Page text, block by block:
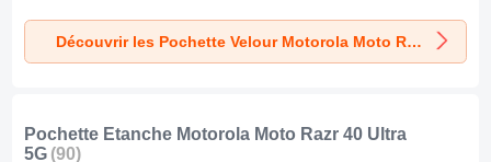
5G Gris
Gris
5G Marron
Découvrir les Pochette Velour Motorola Moto Razr 40 Ultra 5G
Pochette Etanche Motorola Moto Razr 40 Ultra
5G (90)